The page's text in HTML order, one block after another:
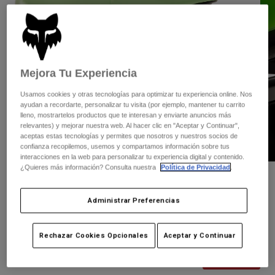
Pantalones largos
Guantes
Protecciones
Calcetines
Accesorios
Recambios
Pantalones
Guantes
Chaquetas
Protecciones
Gafas de protección
Calcetines
Mochilas y accesorios
Recambios
Camisas
Ver todo
Mujer
Camisetas y tops
Sudaderas
Chaquetas
Pantalones
Ver todo
Protecciones
Gafas de Protección
Calcetines
Ver todo
Moto
Cascos
Camisetas
Protecciones
Casco Speedframe
N.º de artículo31148
Mejora Tu Experiencia
Usamos cookies y otras tecnologías para optimizar tu experiencia online. Nos
ayudan a recordarte, personalizar tu visita (por ejemplo, mantener tu carrito
lleno, mostrartelos productos que te interesan y enviarte anuncios más
relevantes) y mejorar nuestra web. Al hacer clic en "Aceptar y Continuar",
aceptas estas tecnologías y permites que nosotros y nuestros socios de
confianza recopilemos, usemos y compartamos información sobre tus
interacciones en la web para personalizar tu experiencia digital y contenido.
¿Quieres más información? Consulta nuestra
Política de Privacidad
Administrar Preferencias
Rechazar Cookies Opcionales Aceptar y Continuar